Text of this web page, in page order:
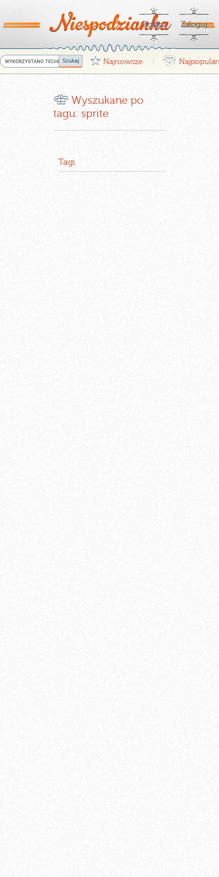
Dołącz Zaloguj
G Najnowsze ¤
r Wyszukane po
tagu: sprite
Tagi